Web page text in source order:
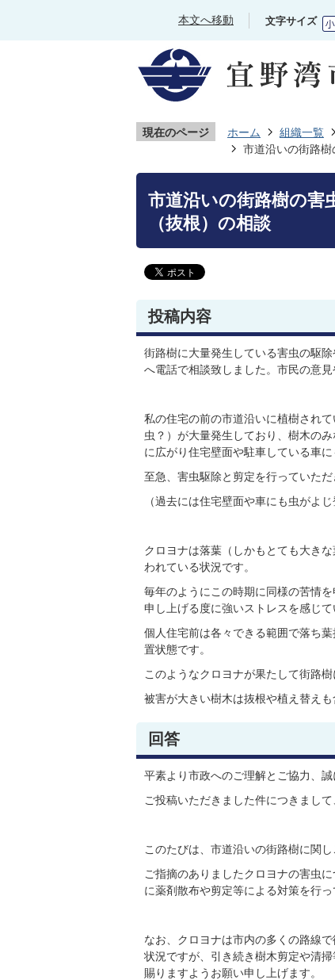
本文へ移動 文字サイズ
現在のページ ホーム 組織一覧
市道沿いの街路
市道沿いの街路樹の害
（抜根）の相談
投稿内容
街路樹に大量発生している害虫の駆
へ電話で相談致しました。市民の意
私の住宅の前の市道沿いに植樹され
虫？）が大量発生しており、樹木の
に広がり住宅壁面や駐車している車
至急、害虫駆除と剪定を行っていただ
（過去には住宅壁面や車にも虫がよ
クロヨナは落葉（しかもとても大き
われている状況です。
毎年のようにこの時期に同様の苦情
申し上げる度に強いストレスを感じて
個人住宅前は各々できる範囲で落ち
置状態です。
このようなクロヨナが果たして街路
被害が大きい樹木は抜根や植え替え
回答
平素より市政へのご理解とご協力、誠
ご投稿いただきました件につきまし
このたびは、市道沿いの街路樹に関
ご指摘のありましたクロヨナの害虫
に薬剤散布や剪定等による対策を行っ
なお、クロヨナは市内の多くの路線
状況ですが、引き続き樹木剪定や清
賜りますようお願い申し上げます。